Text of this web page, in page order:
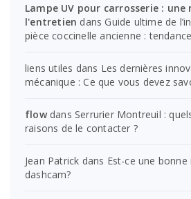
Lampe UV pour carrosserie :
l'entretien dans Guide ultime de
pièce coccinelle ancienne :
liens utiles dans Les dernières
mécanique : Ce que vous devez
flowdans Serrurier Montreuil :
raisons de le contacter ?
Jean Patrick dans Est-ce une bonne
dashcam?